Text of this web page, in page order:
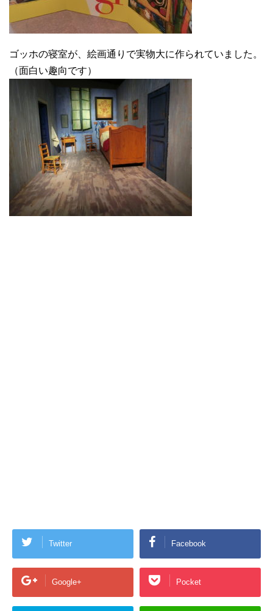
ゴッホの寝室が、絵画通りで実物大に作られていました。
（面白い趣向です）
Twitter Facebook
Google+ Pocket